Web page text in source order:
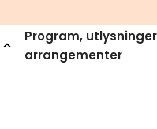
Program,
arrangementer